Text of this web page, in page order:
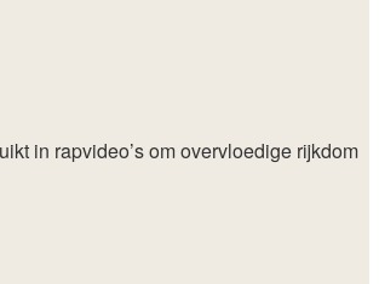
in rapvideo’s om overvloedige rijkdom